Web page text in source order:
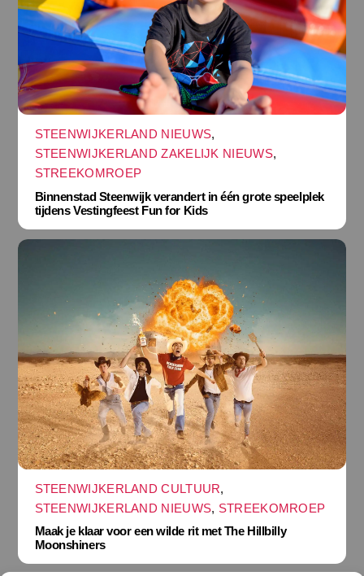
STEENWIJKERLAND NIEUWS,
STEENWIJKERLAND ZAKELIJK NIEUWS,
STREEKOMROEP
Binnenstad Steenwijk verandert in één grote speelplek
tijdens Vestingfeest Fun for Kids
STEENWIJKERLAND CULTUUR,
STEENWIJKERLAND NIEUWS, STREEKOMROEP
Maak je klaar voor een wilde rit met The Hillbilly
Moonshiners